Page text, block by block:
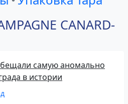
самую аномально
в истории